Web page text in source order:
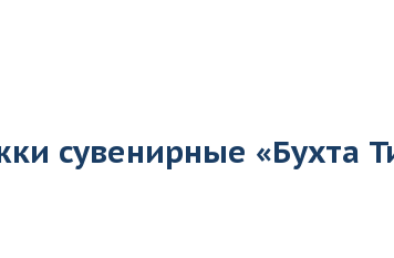
сувенирные «Бухта